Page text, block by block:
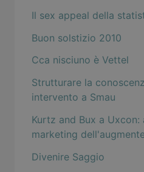
Il sex appeal della
Buon solstizio 2010
Cca nisciuno è Vettel
Strutturare la
intervento a Smau
Kurtz and Bux a
marketing
Divenire Saggio